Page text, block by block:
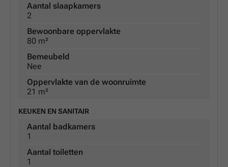
Aantal slaapkamers
2
Bewoonbare oppervlakte
80 m²
Bemeubeld
Nee
Oppervlakte van de woonruimte
21 m²
KEUKEN EN SANITAIR
Aantal badkamers
1
Aantal toiletten
1